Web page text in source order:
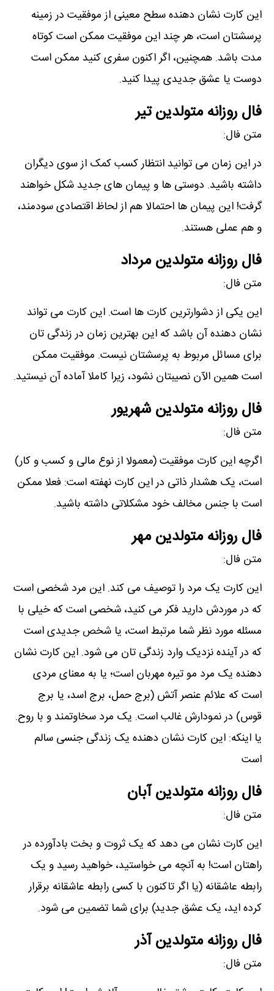
این کارت نشان دھنده سطح معینی از موفقیت در زمینه
پرسشتان است، ھر چند این موفقیت ممکن است کوتاه
مدت باشد. ھمچنین، اگر اکنون سفری کنید ممکن است
دوست یا عشق جدیدی پیدا کنید.
فال روزانه متولدین تیر
متن فال:
در این زمان می توانید انتظار کسب کمک از سوی دیگران
داشته باشید. دوستی ھا و پیمان ھای جدید شکل خواھند
گرفت! این پیمان ھا احتمالا ھم از لحاظ اقتصادی سودمند،
و ھم عملی ھستند.
فال روزانه متولدین مرداد
متن فال:
این یکی از دشوارترین کارت ھا است. این کارت می تواند
نشان دھنده آن باشد که این بھترین زمان در زندگی تان
برای مسائل مربوط به پرسشتان نیست. موفقیت ممکن
است ھمین الآن نصیبتان نشود، زیرا کاملا آماده آن نیستید.
فال روزانه متولدین شهریور
متن فال:
اگرچه این کارت موفقیت (معمولا از نوع مالی و کسب و کار)
است، یک ھشدار ذاتی در این کارت نھفته است: فعلا ممکن
است با جنس مخالف خود مشکلاتی داشته باشید.
فال روزانه متولدین مهر
متن فال:
این کارت یک مرد را توصیف می کند. این مرد شخصی است
که در موردش دارید فکر می کنید، شخصی است که خیلی با
مسئله مورد نظر شما مرتبط است، یا شخص جدیدی است
که در آینده نزدیک وارد زندگی تان می شود. این کارت نشان
دھنده یک مرد مو تیره مھربان است؛ یا به معنای مردی
است که علائم عنصر آتش (برج حمل، برج اسد، یا برج
قوس) در نمودارش غالب است. یک مرد سخاوتمند و با روح.
یا اینکه: این کارت نشان دھنده یک زندگی جنسی سالم
است
فال روزانه متولدین آبان
متن فال:
این کارت نشان می دھد که یک ثروت و بخت بادآورده در
راھتان است! به آنچه می خواستید، خواھید رسید و یک
رابطه عاشقانه (یا اگر تاکنون با کسی رابطه عاشقانه برقرار
کرده اید، یک عشق جدید) برای شما تضمین می شود.
فال روزانه متولدین آذر
متن فال: